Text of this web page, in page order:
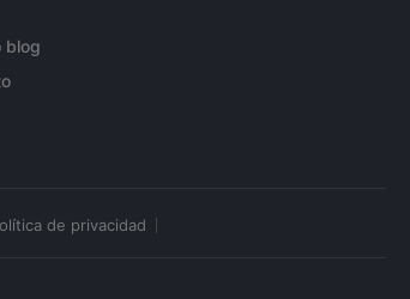
blog
de privacidad